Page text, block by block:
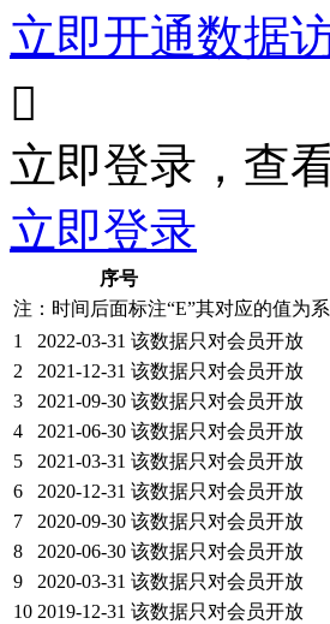
立即开通数据

立即登录，查
立即登录
序号
注：时间后面标注“E”其对应的值为
1
2022-03-31 该数据只对会员开放
2
2021-12-31 该数据只对会员开放
3
2021-09-30 该数据只对会员开放
4
2021-06-30 该数据只对会员开放
5
2021-03-31 该数据只对会员开放
6
2020-12-31 该数据只对会员开放
7
2020-09-30 该数据只对会员开放
8
2020-06-30 该数据只对会员开放
9
2020-03-31 该数据只对会员开放
10 2019-12-31 该数据只对会员开放